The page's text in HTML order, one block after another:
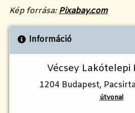
Kép forrása: Pixabay.com
Információ
Vécsey Lakótelepi
1204 Budapest,
útvonal